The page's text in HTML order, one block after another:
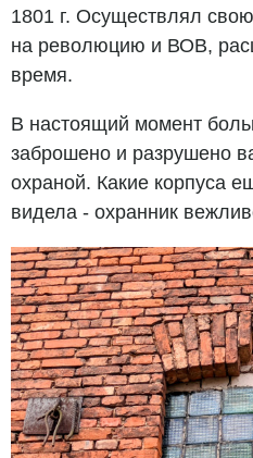
1801 г. Осуществлял
на революцию и ВОВ,
время.
В настоящий момент
заброшено и разрушено
охраной. Какие корпуса
видела - охранник